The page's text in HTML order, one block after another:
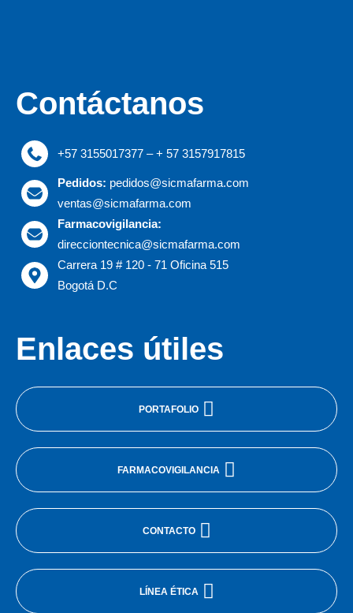
Contáctanos
+57 3155017377 – + 57 3157917815
Pedidos: pedidos@sicmafarma.com
ventas@sicmafarma.com
Farmacovigilancia:
direcciontecnica@sicmafarma.com
Carrera 19 # 120 - 71 Oficina 515
Bogotá D.C
Enlaces útiles
PORTAFOLIO
FARMACOVIGILANCIA
CONTACTO
LÍNEA ÉTICA